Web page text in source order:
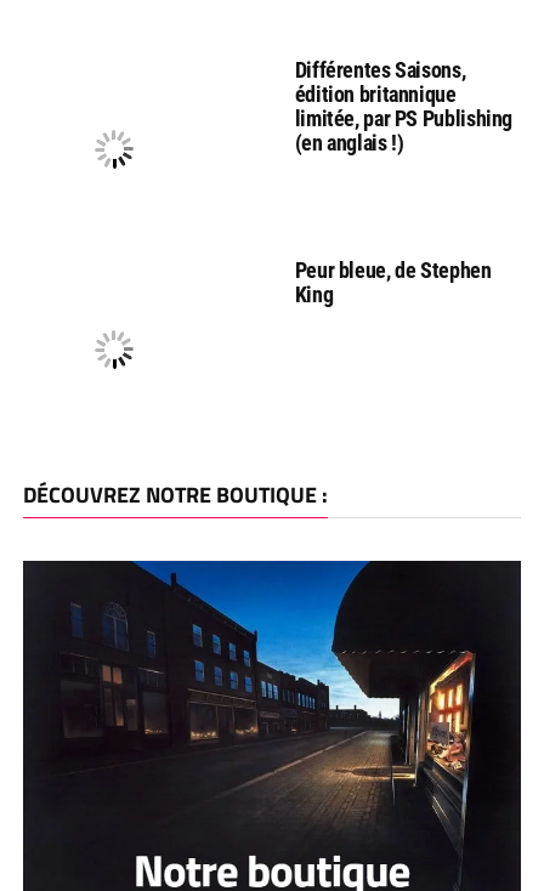
Différentes Saisons,
édition britannique
limitée, par PS Publishing
(en anglais !)
Peur bleue, de Stephen
King
DÉCOUVREZ NOTRE BOUTIQUE :